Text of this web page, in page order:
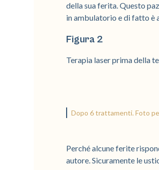
della sua ferita. Questo
in ambulatorio e di fatto è
Figura 2
Terapia laser prima della
Dopo 6 trattamenti. Foto
Perché alcune ferite
autore. Sicuramente le